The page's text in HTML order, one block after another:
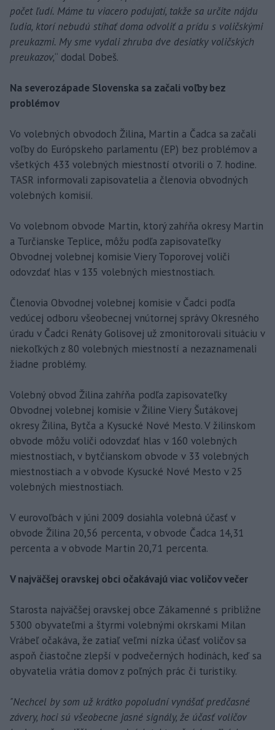
počet ľudí. Máme tu viacero podujatí, takže sa určite nájdu
ľudia, ktorí nebudú stíhať doma odvoliť a prídu s voličskými
preukazmi. My sme vydali zhruba dve desiatky voličských
preukazov,“ dodal Dobeš.
Na severozápade Slovenska sa začali voľby bez
problémov
Vo volebných obvodoch Žilina, Martin a Čadca sa začali
voľby do Európskeho parlamentu (EP) bez problémov a
všetkých 433 volebných miestností otvorili o 7. hodine.
TASR informovali zapisovatelia a členovia obvodných
volebných komisií.
Vo volebnom obvode Martin, ktorý zahŕňa okresy Martin
a Turčianske Teplice, môžu podľa zapisovateľky
Obvodnej volebnej komisie Viery Toporovej voliči
odovzdať hlas v 135 volebných miestnostiach.
Členovia Obvodnej volebnej komisie v Čadci podľa
vedúcej odboru všeobecnej vnútornej správy Okresného
úradu v Čadci Renáty Golisovej už zmonitorovali situáciu v
niekoľkých z 80 volebných miestností a nezaznamenali
žiadne problémy.
Volebný obvod Žilina zahŕňa podľa zapisovateľky
Obvodnej volebnej komisie v Žiline Viery Šutákovej
okresy Žilina, Bytča a Kysucké Nové Mesto. V žilinskom
obvode môžu voliči odovzdať hlas v 160 volebných
miestnostiach, v bytčianskom obvode v 33 volebných
miestnostiach a v obvode Kysucké Nové Mesto v 25
volebných miestnostiach.
V eurovoľbách v júni 2009 dosiahla volebná účasť v
obvode Žilina 20,56 percenta, v obvode Čadca 14,31
percenta a v obvode Martin 20,71 percenta.
V najväčšej oravskej obci očakávajú viac voličov večer
Starosta najväčšej oravskej obce Zákamenné s približne
5300 obyvateľmi a štyrmi volebnými okrskami Milan
Vrábeľ očakáva, že zatiaľ veľmi nízka účasť voličov sa
aspoň čiastočne zlepší v podvečerných hodinách, keď sa
obyvatelia vrátia domov z poľných prác či turistiky.
"Nechcel by som už krátko popoludní vynášať predčasné
závery, hoci sú všeobecne jasné signály, že účasť voličov